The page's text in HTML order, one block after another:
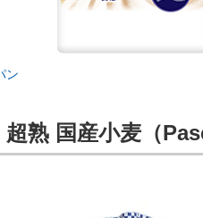
ン
超熟 国産小麦（